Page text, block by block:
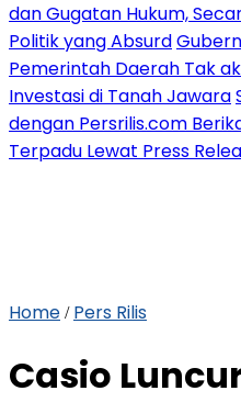
dan Gugatan Hukum,
Politik yang Absurd
Pemerintah Daerah Tak
Investasi di Tanah Jawara
dengan Persrilis.com
Terpadu Lewat Press
Home / Pers Rilis
Casio